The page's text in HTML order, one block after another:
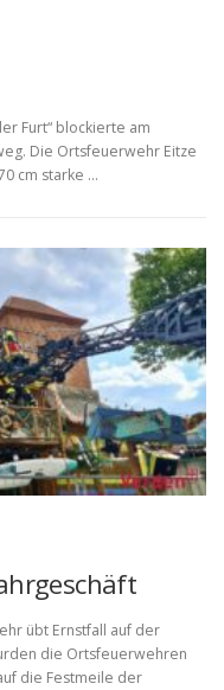
Furt“ blockierte am
Die Ortsfeuerwehr Eitze
cm starke …
übt Ernstfall auf der
die Ortsfeuerwehren
die Festmeile der